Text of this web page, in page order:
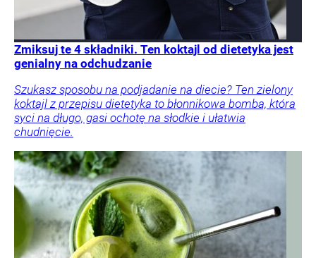
Zmiksuj te 4 składniki. Ten koktajl od dietetyka jest
genialny na odchudzanie
Szukasz sposobu na podjadanie na diecie? Ten zielony
koktajl z przepisu dietetyka to błonnikowa bomba, która
syci na długo, gasi ochotę na słodkie i ułatwia
chudnięcie.